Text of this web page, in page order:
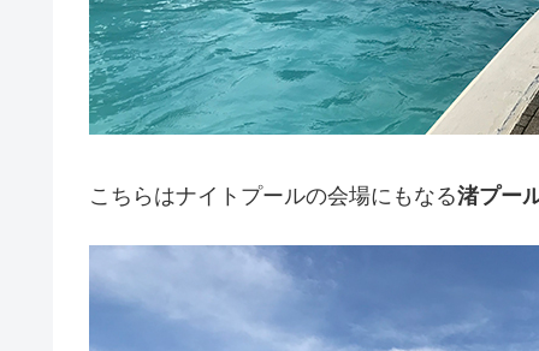
こちらはナイトプールの会場にもなる渚プー